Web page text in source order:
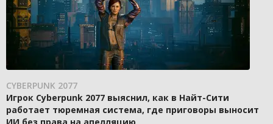
CYBERPUNK 2077
Игрок Cyberpunk 2077 выяснил, как в Найт-Сити
работает тюремная система, где приговоры выносит